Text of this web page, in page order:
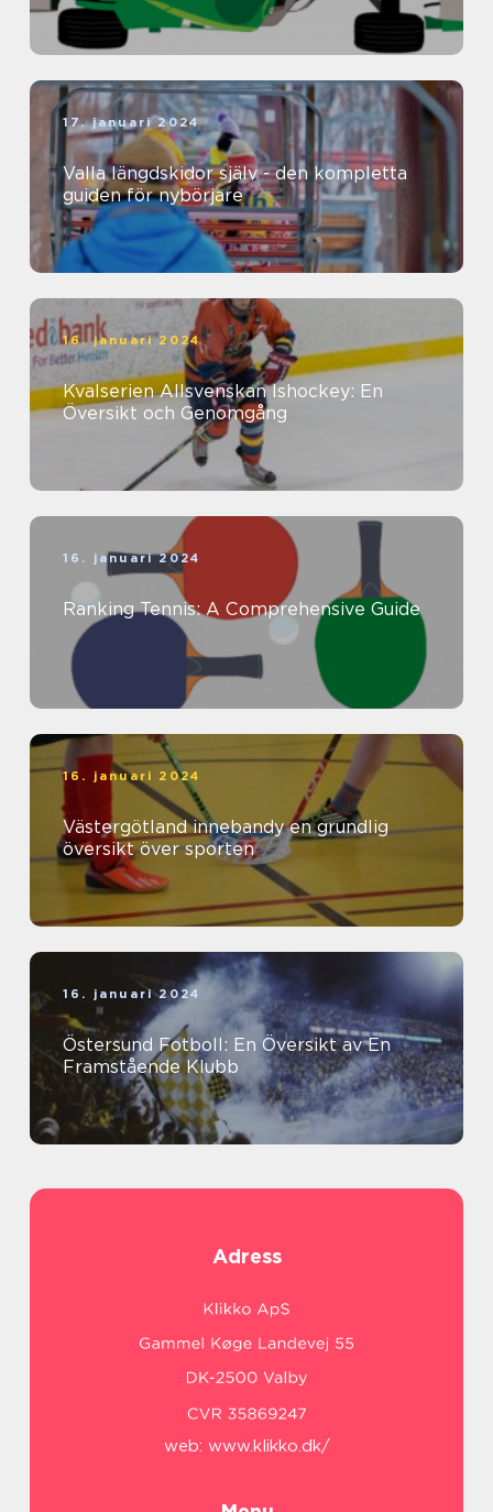
17. januari 2024
Valla längdskidor själv - den kompletta
guiden för nybörjare
16. januari 2024
Kvalserien Allsvenskan Ishockey: En
Översikt och Genomgång
16. januari 2024
Ranking Tennis: A Comprehensive Guide
16. januari 2024
Västergötland innebandy en grundlig
översikt över sporten
16. januari 2024
Östersund Fotboll: En Översikt av En
Framstående Klubb
Adress
web: www.klikko.dk/